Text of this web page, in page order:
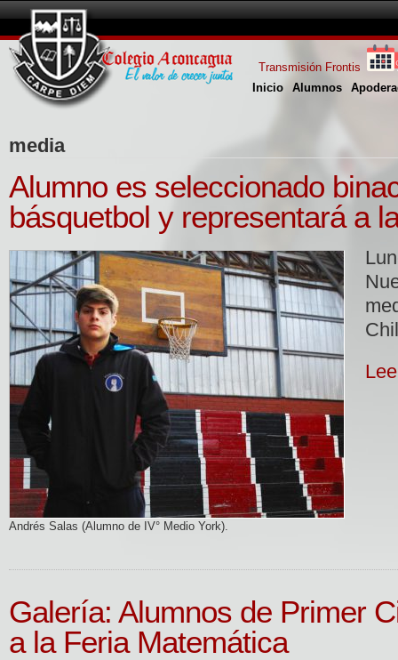
Inicio Alumnos
Transmisión Frontis
media
Alumno es seleccionado
básquetbol y representará a
Andrés Salas (Alumno de IV° Medio York).
Galería: Alumnos de Primer
a la Feria Matemática